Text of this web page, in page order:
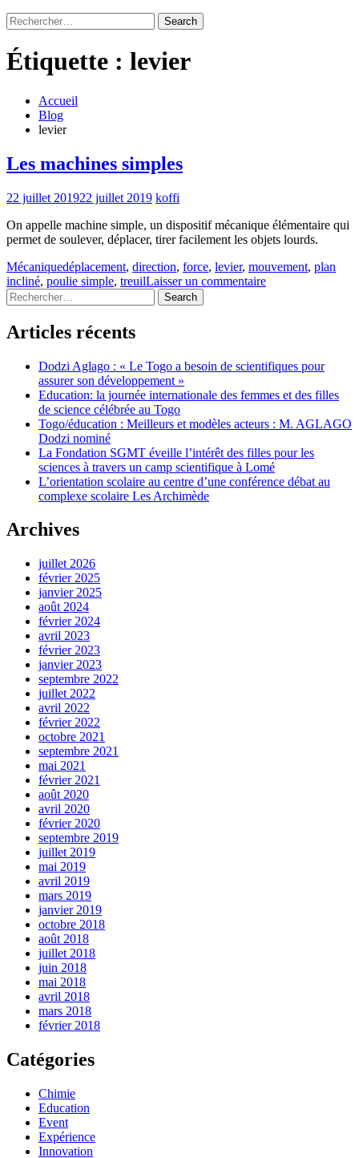
Rechercher
:
Étiquette : levier
Accueil
Blog
levier
Les machines simples
22 juillet 201922 juillet 2019 koffi
On appelle machine simple, un dispositif mécanique élémentaire qui
permet de soulever, déplacer, tirer facilement les objets lourds.
Mécaniquedéplacement, direction, force, levier, mouvement, plan
incliné, poulie simple, treuilLaisser un commentaire
Rechercher
:
Articles récents
Dodzi Aglago : « Le Togo a besoin de scientifiques pour
assurer son développement »
Education: la journée internationale des femmes et des filles
de science célébrée au Togo
Togo/éducation : Meilleurs et modèles acteurs : M. AGLAGO
Dodzi nominé
La Fondation SGMT éveille l’intérêt des filles pour les
sciences à travers un camp scientifique à Lomé
L’orientation scolaire au centre d’une conférence débat au
complexe scolaire Les Archimède
Archives
juillet 2026
février 2025
janvier 2025
août 2024
février 2024
avril 2023
février 2023
janvier 2023
septembre 2022
juillet 2022
avril 2022
février 2022
octobre 2021
septembre 2021
mai 2021
février 2021
août 2020
avril 2020
février 2020
septembre 2019
juillet 2019
mai 2019
avril 2019
mars 2019
janvier 2019
octobre 2018
août 2018
juillet 2018
juin 2018
mai 2018
avril 2018
mars 2018
février 2018
Catégories
Chimie
Education
Event
Expérience
Innovation